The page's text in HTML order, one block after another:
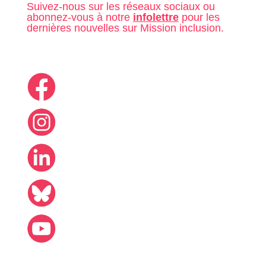
Suivez-nous sur les réseaux sociaux ou
abonnez-vous à notre infolettrepour les
dernières nouvelles sur Mission inclusion.